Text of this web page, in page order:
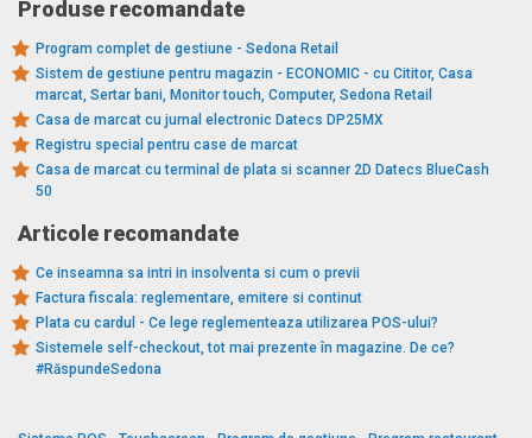
Produse recomandate
Program complet de gestiune - Sedona Retail
Sistem de gestiune pentru magazin - ECONOMIC - cu Cititor, Casa
marcat, Sertar bani, Monitor touch, Computer, Sedona Retail
Casa de marcat cu jurnal electronic Datecs DP25MX
Registru special pentru case de marcat
Casa de marcat cu terminal de plata si scanner 2D Datecs BlueCash
50
Articole recomandate
Ce inseamna sa intri in insolventa si cum o previi
Factura fiscala: reglementare, emitere si continut
Plata cu cardul - Ce lege reglementeaza utilizarea POS-ului?
Sistemele self-checkout, tot mai prezente în magazine. De ce?
#RăspundeSedona